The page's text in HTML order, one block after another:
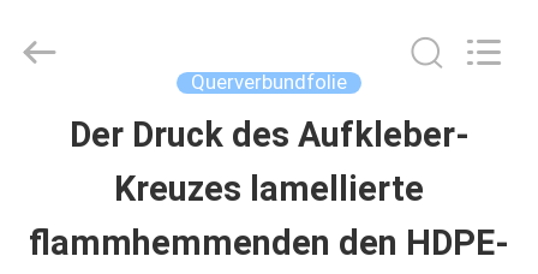
Technology
(Shanghai)
Querverbundfolie
Der Druck des Aufkleber-
Kreuzes lamellierte
flammhemmenden den HDPE-